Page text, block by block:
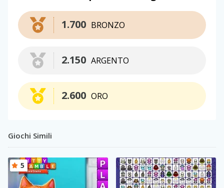
BRONZO
1.700
ARGENTO
2.150
ORO
2.600
Giochi Simili
5